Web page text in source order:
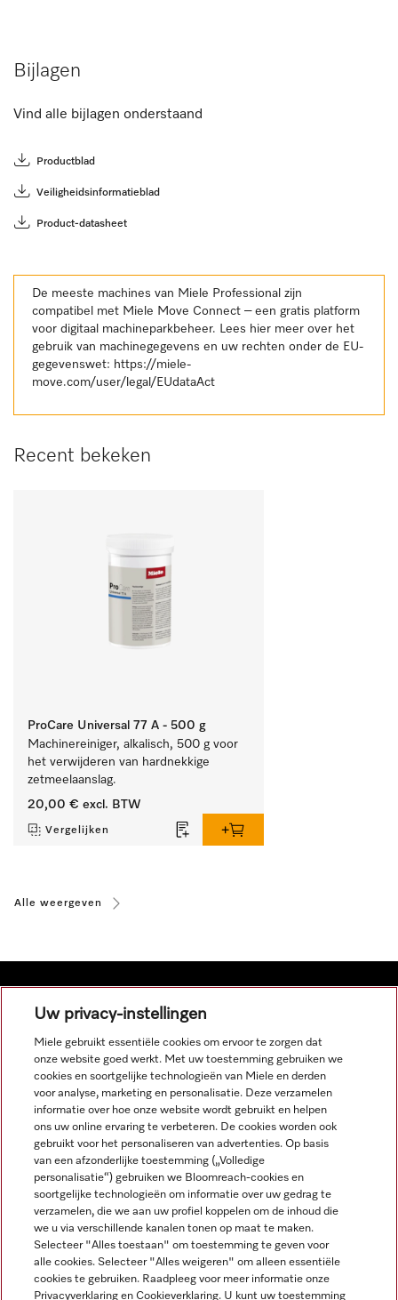
Bijlagen
Vind alle bijlagen onderstaand
Productblad
Veiligheidsinformatieblad
Product-datasheet
De meeste machines van Miele Professional zijn
compatibel met Miele Move Connect – een gratis platform
voor digitaal machineparkbeheer. Lees hier meer over het
gebruik van machinegegevens en uw rechten onder de EU-
gegevenswet: https://miele-
move.com/user/legal/EUdataAct
Recent bekeken
ProCare Universal 77 A - 500 g
Machinereiniger, alkalisch, 500 g voor
het verwijderen van hardnekkige
zetmeelaanslag.
20,00 € excl. BTW
Vergelijken
Alle weergeven
Navigatie
Service
Uw privacy-instellingen
Miele gebruikt essentiële cookies om ervoor te zorgen dat
onze website goed werkt. Met uw toestemming gebruiken we
cookies en soortgelijke technologieën van Miele en derden
voor analyse, marketing en personalisatie. Deze verzamelen
informatie over hoe onze website wordt gebruikt en helpen
ons uw online ervaring te verbeteren. De cookies worden ook
gebruikt voor het personaliseren van advertenties. Op basis
van een afzonderlijke toestemming („Volledige
personalisatie“) gebruiken we Bloomreach-cookies en
soortgelijke technologieën om informatie over uw gedrag te
verzamelen, die we aan uw profiel koppelen om de inhoud die
we u via verschillende kanalen tonen op maat te maken.
Selecteer "Alles toestaan" om toestemming te geven voor
alle cookies. Selecteer "Alles weigeren" om alleen essentiële
cookies te gebruiken. Raadpleeg voor meer informatie onze
Privacyverklaring en Cookieverklaring. U kunt uw toestemming